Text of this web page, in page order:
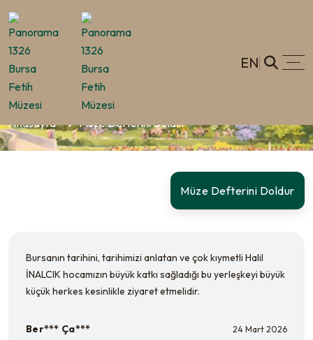
EN
Müze Defterini Doldur
Anasayfa Müze Defterini Doldur
Müze Defterini Doldur
Bursanın tarihini, tarihimizi anlatan ve çok kıymetli Halil
İNALCIK hocamızın büyük katkı sağladığı bu yerleşkeyi büyük
küçük herkes kesinlikle ziyaret etmelidir.
Ber*** Ça*** 24 Mart 2026